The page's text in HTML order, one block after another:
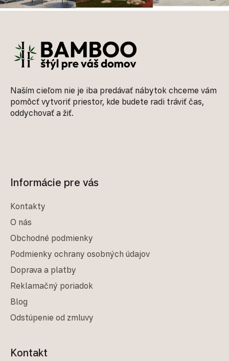
Naším cieľom nie je iba predávať nábytok chceme vám
pomôcť vytvoriť priestor, kde budete radi tráviť čas,
oddychovať a žiť.
Informácie pre vás
Kontakty
O nás
Obchodné podmienky
Podmienky ochrany osobných údajov
Doprava a platby
Reklamačný poriadok
Blog
Odstúpenie od zmluvy
Kontakt